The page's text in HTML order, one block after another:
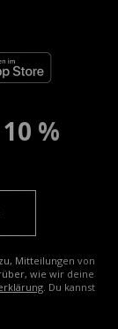
10 %
Mitteilungen von
wie wir deine
. Du kannst